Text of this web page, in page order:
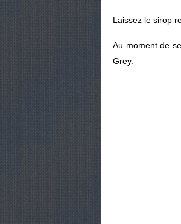
Laissez le sirop
Au moment de
Grey.